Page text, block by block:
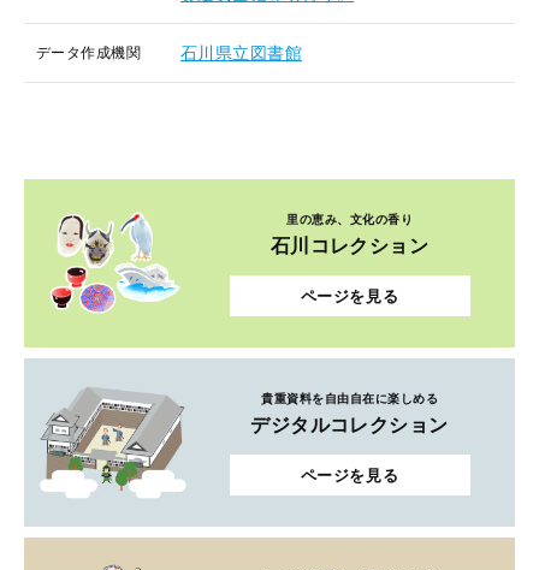
データ作成機関 石川県立図書館
里の恵み、文化の香り
石川コレクション
ページを見る
貴重資料を自由自在に楽しめる
デジタルコレクション
ページを見る